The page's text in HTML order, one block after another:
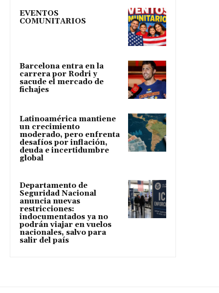
EVENTOS
COMUNITARIOS
Barcelona entra en la
carrera por Rodri y
sacude el mercado de
fichajes
Latinoamérica mantiene
un crecimiento
moderado, pero enfrenta
desafíos por inflación,
deuda e incertidumbre
global
Departamento de
Seguridad Nacional
anuncia nuevas
restricciones:
indocumentados ya no
podrán viajar en vuelos
nacionales, salvo para
salir del país